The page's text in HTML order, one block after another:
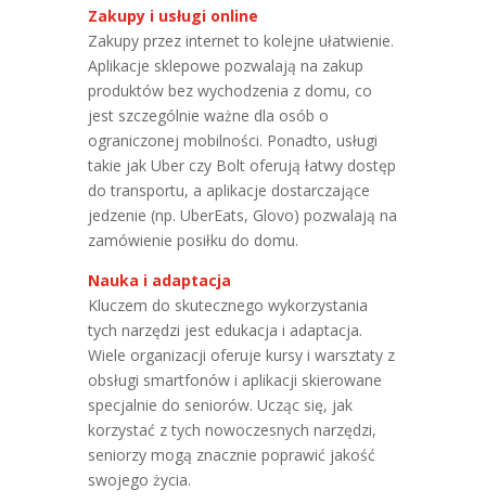
Zakupy i usługi online
Zakupy przez internet to kolejne ułatwienie.
Aplikacje sklepowe pozwalają na zakup
produktów bez wychodzenia z domu, co
jest szczególnie ważne dla osób o
ograniczonej mobilności. Ponadto, usługi
takie jak Uber czy Bolt oferują łatwy dostęp
do transportu, a aplikacje dostarczające
jedzenie (np. UberEats, Glovo) pozwalają na
zamówienie posiłku do domu.
Nauka i adaptacja
Kluczem do skutecznego wykorzystania
tych narzędzi jest edukacja i adaptacja.
Wiele organizacji oferuje kursy i warsztaty z
obsługi smartfonów i aplikacji skierowane
specjalnie do seniorów. Ucząc się, jak
korzystać z tych nowoczesnych narzędzi,
seniorzy mogą znacznie poprawić jakość
swojego życia.